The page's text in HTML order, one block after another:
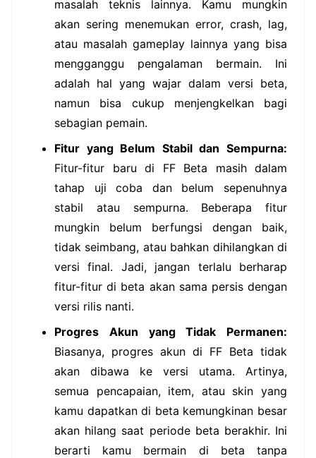
masalah teknis lainnya. Kamu mungkin
akan sering menemukan error, crash, lag,
atau masalah gameplay lainnya yang bisa
mengganggu pengalaman bermain. Ini
adalah hal yang wajar dalam versi beta,
namun bisa cukup menjengkelkan bagi
sebagian pemain.
Fitur yang Belum Stabil dan Sempurna:
Fitur-fitur baru di FF Beta masih dalam
tahap uji coba dan belum sepenuhnya
stabil atau sempurna. Beberapa fitur
mungkin belum berfungsi dengan baik,
tidak seimbang, atau bahkan dihilangkan di
versi final. Jadi, jangan terlalu berharap
fitur-fitur di beta akan sama persis dengan
versi rilis nanti.
Progres Akun yang Tidak Permanen:
Biasanya, progres akun di FF Beta tidak
akan dibawa ke versi utama. Artinya,
semua pencapaian, item, atau skin yang
kamu dapatkan di beta kemungkinan besar
akan hilang saat periode beta berakhir. Ini
berarti kamu bermain di beta tanpa